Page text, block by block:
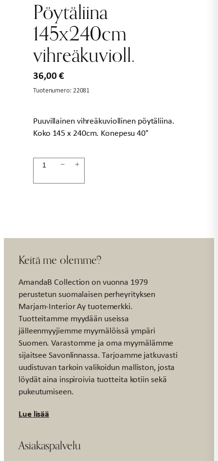
Pöytäliina
145x240cm
vihreäkuvioll.
36,00€
Tuotenumero: 22081
Puuvillainen vihreäkuviollinen pöytäliina.
Koko 145 x 240cm. Konepesu 40°
Pöytäliina
− +
Keitä me olemme?
AmandaB Collection on vuonna 1979
perustetun suomalaisen perheyrityksen
Marjam-Interior Ay tuotemerkki.
Tuotteitamme myydään useissa
jälleenmyyjiemme myymälöissä ympäri
Suomen. Varastomme ja oma myymälämme
sijaitsee Savonlinnassa. Tarjoamme jatkuvasti
uudistuvan tarkoin valikoidun malliston, josta
löydät aina inspiroivia tuotteita kotiin sekä
pukeutumiseen.
Lue lisää
Asiakaspalvelu